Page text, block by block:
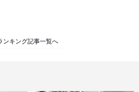
ンキング記事一覧へ